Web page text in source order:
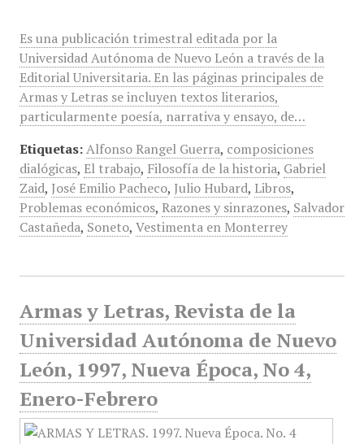
Es una publicación trimestral editada por la
Universidad Autónoma de Nuevo León a través de la
Editorial Universitaria. En las páginas principales de
Armas y Letras se incluyen textos literarios,
particularmente poesía, narrativa y ensayo, de…
Etiquetas: Alfonso Rangel Guerra, composiciones
dialógicas, El trabajo, Filosofía de la historia, Gabriel
Zaid, José Emilio Pacheco, Julio Hubard, Libros,
Problemas económicos, Razones y sinrazones, Salvador
Castañeda, Soneto, Vestimenta en Monterrey
Armas y Letras, Revista de la
Universidad Autónoma de Nuevo
León, 1997, Nueva Época, No 4,
Enero-Febrero